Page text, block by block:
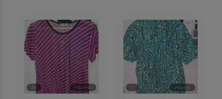
M homme L homme